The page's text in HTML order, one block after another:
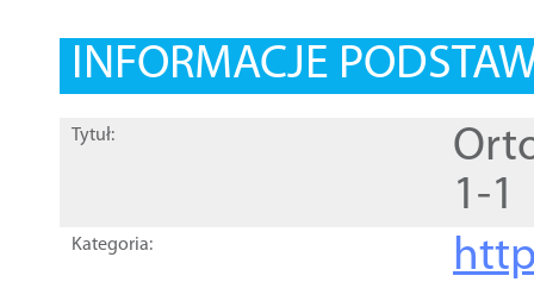
INFORMACJE
Tytuł:
1-1
Kategoria: